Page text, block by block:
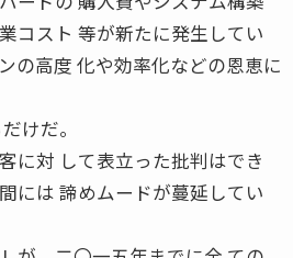
コスト 等が新たに発生してい
の高度 化や効率化などの恩恵に
けだ。
に対 して表立った批判はでき
には 諦めムードが蔓延してい